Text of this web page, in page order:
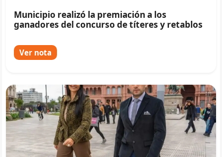
Municipio realizó la premiación a los
ganadores del concurso de títeres y retablos
Ver nota